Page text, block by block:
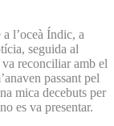
l’oceà Índic, a
seguida al
reconciliar amb el
passant pel
mica decebuts per
es va presentar.